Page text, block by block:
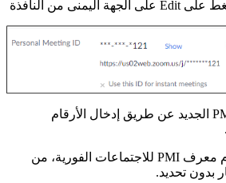
6- يمكنك تعيين معرف PMI الجديد عن طريق إدخال الأرقام
: هناك خيار لاستخدام معرف PMI للاجتماعات الفورية، من
بدون تحديد.